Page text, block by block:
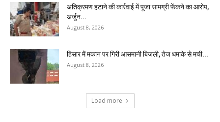
अतिक्रमण हटाने की कार्रवाई में पूजा सामग्री फेंकने का आरोप,
अर्जुन...
August 8, 2026
हिसार में मकान पर गिरी आसमानी बिजली, तेज धमाके से मची...
August 8, 2026
Load more